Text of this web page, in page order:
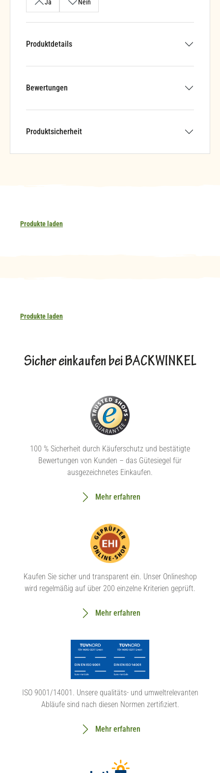
Ja Nein
Produktdetails
Bewertungen
Produktsicherheit
Produkte laden
Produkte laden
Sicher einkaufen bei BACKWINKEL
100 % Sicherheit durch Käuferschutz und bestätigte
Bewertungen von Kunden – das Gütesiegel für
ausgezeichnetes Einkaufen.
Mehr erfahren
Kaufen Sie sicher und transparent ein. Unser Onlineshop
wird regelmäßig auf über 200 einzelne Kriterien geprüft.
Mehr erfahren
ISO 9001/14001. Unsere qualitäts- und umweltrelevanten
Abläufe sind nach diesen Normen zertifiziert.
Mehr erfahren